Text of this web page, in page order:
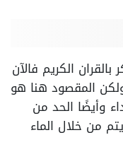
الكريم فالآن
المقصود هنا هو
وأيضًا الحد من
من خلال الماء